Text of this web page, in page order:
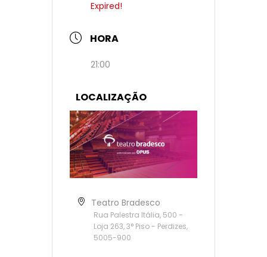
Expired!
HORA
21:00
LOCALIZAÇÃO
Teatro Bradesco
Rua Palestra Itália, 500 -
Loja 263, 3° Piso - Perdizes,
5005-900